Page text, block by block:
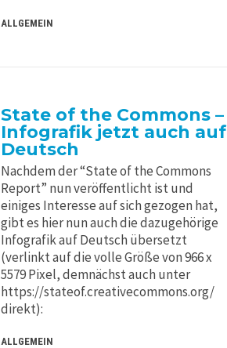
ALLGEMEIN
State of the Commons –
Infografik jetzt auch auf
Deutsch
Nachdem der “State of the Commons
Report” nun veröffentlicht ist und
einiges Interesse auf sich gezogen hat,
gibt es hier nun auch die dazugehörige
Infografik auf Deutsch übersetzt
(verlinkt auf die volle Größe von 966 x
5579 Pixel, demnächst auch unter
https://stateof.creativecommons.org/
direkt):
ALLGEMEIN